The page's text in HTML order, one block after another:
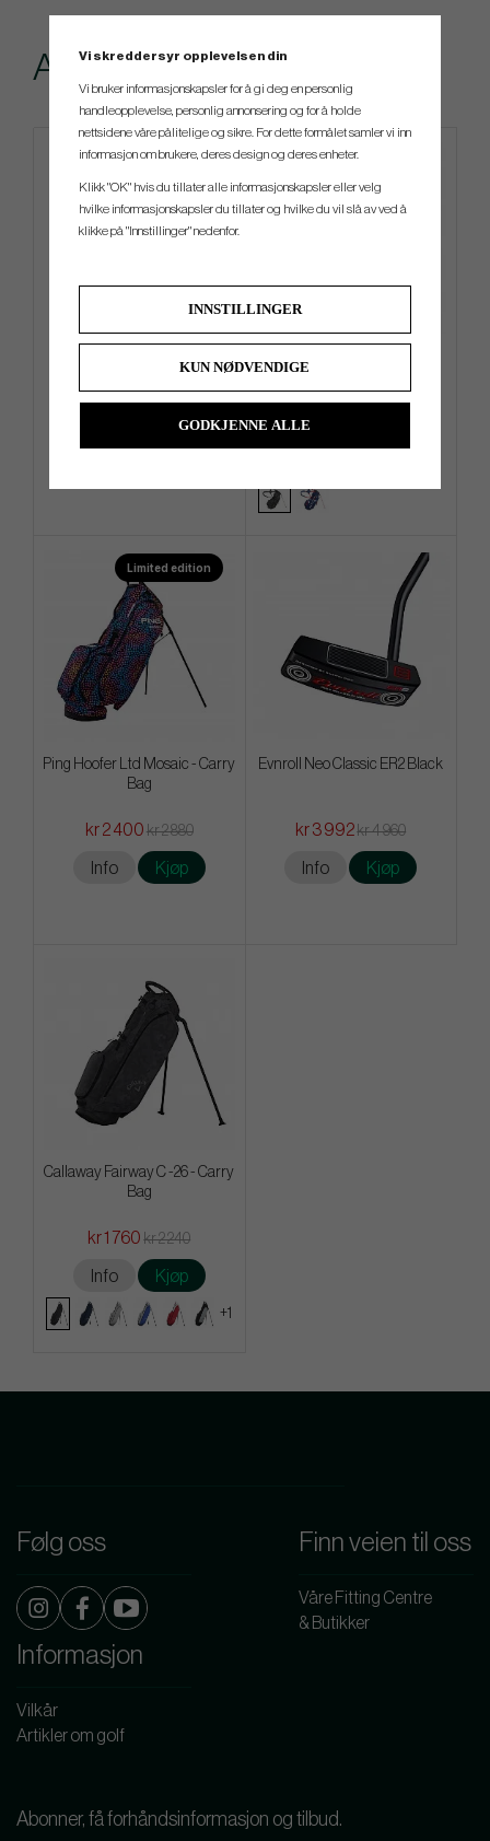
Andre kjøpte også
kr 3 520 kr 2 000
Limited edition
Ping Hoofer Ltd Mosaic - Carry
Bag
kr 2 400 kr 2 880
Info Kjøp
Evnroll Neo Classic ER2 Black
kr 3 992kr 4 960
Info Kjøp
Callaway Fairway C -26 - Carry
Bag
kr 1 760 kr 2 240
Info Kjøp
+1
Følg oss Finn veien til oss
Våre Fitting Centre
& Butikker
Informasjon
Vilkår
Artikler om golf
Abonner, få forhåndsinformasjon og tilbud.
Vi skreddersyr opplevelsen din
Vi bruker informasjonskapsler for å gi deg en personlig
handleopplevelse, personlig annonsering og for å holde
nettsidene våre pålitelige og sikre. For dette formålet samler vi inn
informasjon om brukere, deres design og deres enheter.
Klikk "OK" hvis du tillater alle informasjonskapsler eller velg
hvilke informasjonskapsler du tillater og hvilke du vil slå av ved å
klikke på "Innstillinger" nedenfor.
INNSTILLINGER
KUN NØDVENDIGE
GODKJENNE ALLE